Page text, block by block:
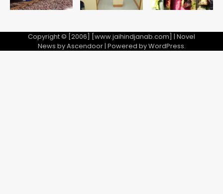
Copyright © [2006] [www.jaihindjanab.com] | Novel
News byAscendoor| Powered byWordPress.